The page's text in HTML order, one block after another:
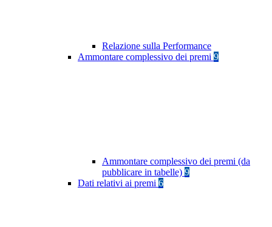
Relazione sulla Performance
Ammontare complessivo dei premi 9
Ammontare complessivo dei premi (da
pubblicare in tabelle) 9
Dati relativi ai premi 6